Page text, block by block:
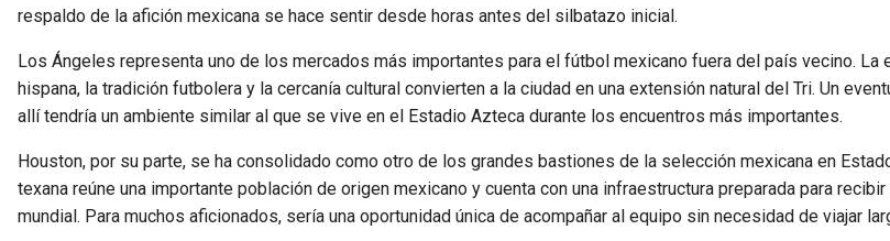
respaldo de la afición mexicana se hace sentir desde horas antes del silbatazo inicial.
Los Ángeles representa uno de los mercados más importantes para el fútbol mexicano fuera del país vecino. La
hispana, la tradición futbolera y la cercanía cultural convierten a la ciudad en una extensión natural del Tri. Un
allí tendría un ambiente similar al que se vive en el Estadio Azteca durante los encuentros más importantes.
Houston, por su parte, se ha consolidado como otro de los grandes bastiones de la selección mexicana en
texana reúne una importante población de origen mexicano y cuenta con una infraestructura preparada para
mundial. Para muchos aficionados, sería una oportunidad única de acompañar al equipo sin necesidad de viajar